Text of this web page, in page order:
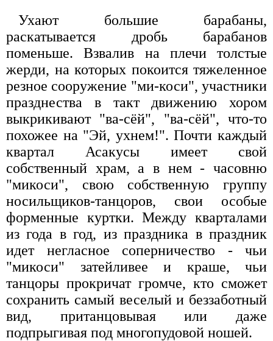
Ухают большие барабаны,
раскатывается дробь барабанов
поменьше. Взвалив на плечи толстые
жерди, на которых покоится тяжеленное
резное сооружение "ми-коси", участники
празднества в такт движению хором
выкрикивают "ва-сёй", "ва-сёй", что-то
похожее на "Эй, ухнем!". Почти каждый
квартал Асакусы имеет свой
собственный храм, а в нем - часовню
"микоси", свою собственную группу
носильщиков-танцоров, свои особые
форменные куртки. Между кварталами
из года в год, из праздника в праздник
идет негласное соперничество - чьи
"микоси" затейливее и краше, чьи
танцоры прокричат громче, кто сможет
сохранить самый веселый и беззаботный
вид, пританцовывая или даже
подпрыгивая под многопудовой ношей.